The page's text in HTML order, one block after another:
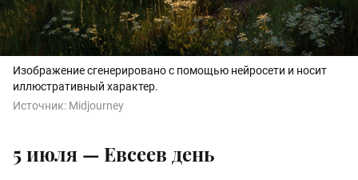
Изображение сгенерировано с помощью нейросети и носит
иллюстративный характер.
Источник: Midjourney
5 июля — Евсеев день